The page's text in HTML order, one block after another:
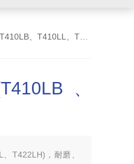
、T410LL、T422LH)
、
T422LH)，耐磨、